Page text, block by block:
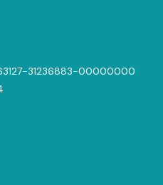
31236883-00000000